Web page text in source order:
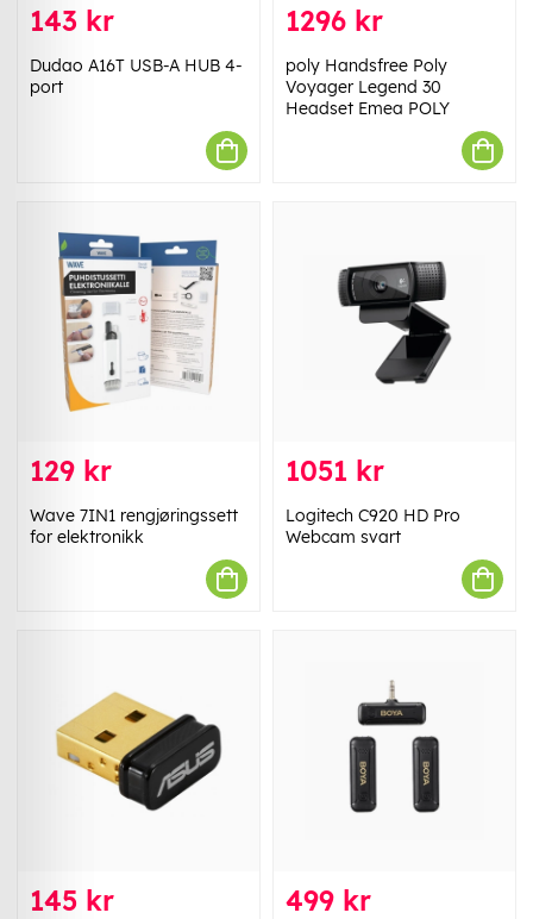
143 kr
Dudao A16T USB-A HUB 4-
port
1296 kr
poly Handsfree Poly
Voyager Legend 30
Headset Emea POLY
129 kr
Wave 7IN1 rengjøringssett
for elektronikk
1051 kr
Logitech C920 HD Pro
Webcam svart
145 kr 499 kr